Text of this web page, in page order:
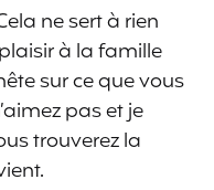
ne sert à rien
à la famille
sur ce que vous
pas et je
trouverez la